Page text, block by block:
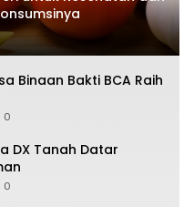
Binaan Bakti BCA Raih
0
DX Tanah Datar
0